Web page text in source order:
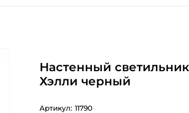
Настенный
Хэлли черный
Артикул: 11790